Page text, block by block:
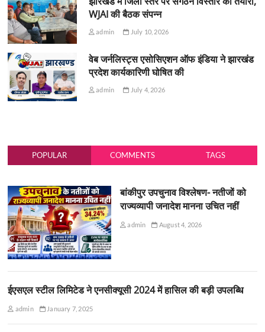
WJAI की बैठक संपन्न
admin July 10, 2026
वेब जर्नलिस्ट्स एसोसिएशन ऑफ इंडिया ने झारखंड
प्रदेश कार्यकारिणी घोषित की
admin July 4, 2026
POPULAR COMMENTS TAGS
बांकीपुर उपचुनाव विश्लेषण- नतीजों को
राज्यव्यापी जनादेश मानना उचित नहीं
admin August 4, 2026
ईएसएल स्टील लिमिटेड ने एनसीक्यूसी 2024 में हासिल की बड़ी उपलब्धि
admin January 7, 2025